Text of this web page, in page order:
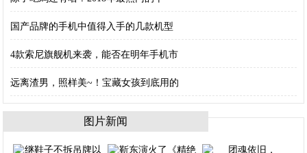
国产品牌的手机中值得入手的几款机型
4款索尼旗舰机来袭，能否在明年手机市
远离渣男，照样美~！宝藏女孩到底用的
图片新闻